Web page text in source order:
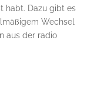
habt. Dazu gibt es
Wechsel
aus der radio